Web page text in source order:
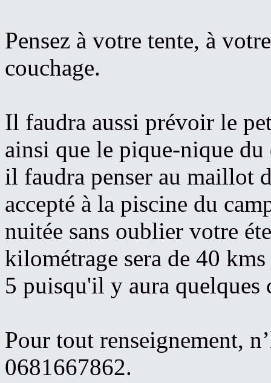
Pensez à votre tente, à
couchage.
Il faudra aussi prévoir le
ainsi que le pique-nique
il faudra penser au maillot
accepté à la piscine du
nuitée sans oublier votre
kilométrage sera de 40
5 puisqu'il y aura quelques
Pour tout renseignement,
0681667862.